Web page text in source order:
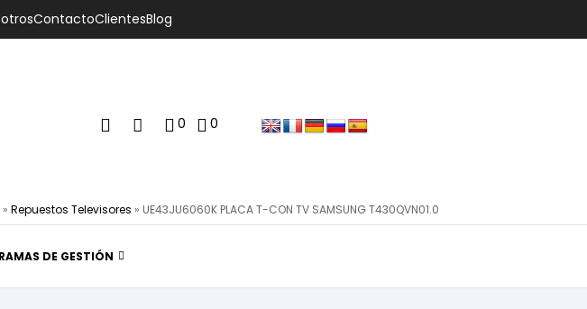
ContactoClientesBlog
0 0
» Repuestos Televisores » UE43JU6060K PLACA T-CON TV SAMSUNG T430QVN01.0
DE GESTIÓN